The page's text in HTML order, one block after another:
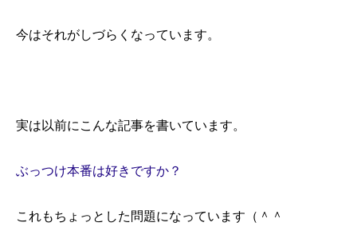
今はそれがしづらくなっています。
実は以前にこんな記事を書いています。
ぶっつけ本番は好きですか？
これもちょっとした問題になっています（＾＾